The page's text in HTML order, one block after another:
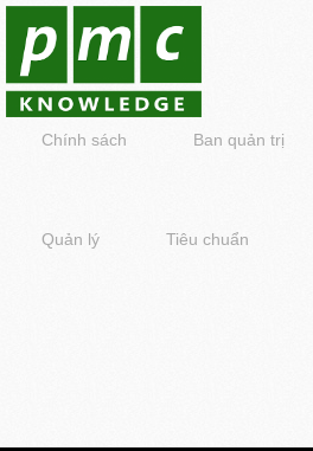
Chính sách Ban quản trị
Quản lý Tiêu chuẩn